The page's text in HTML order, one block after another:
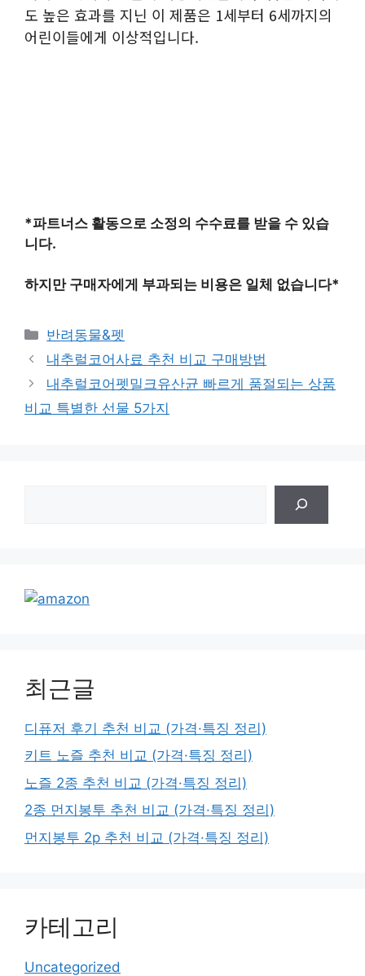
도 높은 효과를 지닌 이 제품은 1세부터 6세까지의
어린이들에게 이상적입니다.
*파트너스 활동으로 소정의 수수료를 받을 수 있습
니다.
하지만 구매자에게 부과되는 비용은 일체 없습니다*
카
테
고
리
반려동물&펫
내추럴코어사료 추천 비교 구매방법
내추럴코어펫밀크유산균 빠르게 품절되는 상품
비교 특별한 선물 5가지
최근글
디퓨저 후기 추천 비교 (가격·특징 정리)
키트 노즐 추천 비교 (가격·특징 정리)
노즐 2종 추천 비교 (가격·특징 정리)
2종 먼지봉투 추천 비교 (가격·특징 정리)
먼지봉투 2p 추천 비교 (가격·특징 정리)
카테고리
Uncategorized